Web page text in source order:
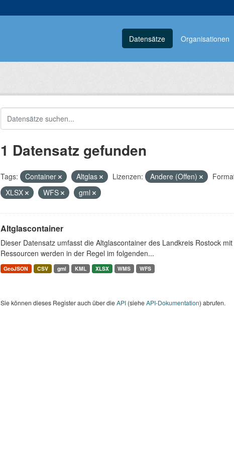
Datensätze Organisationen
1 Datensatz gefunden
Tags: Container Altglas Lizenzen: Andere (Offen)
XLSX
WFS gml
Altglascontainer
Dieser Datensatz umfasst die Altglascontainer des Landkreis Rostock
Ressourcen werden in der Regel im folgenden...
GeoJSON CSV gml KML XLSX WMS WFS
Sie können dieses Register auch über dieAPI(sieheAPI-Dokumentation) abrufen.